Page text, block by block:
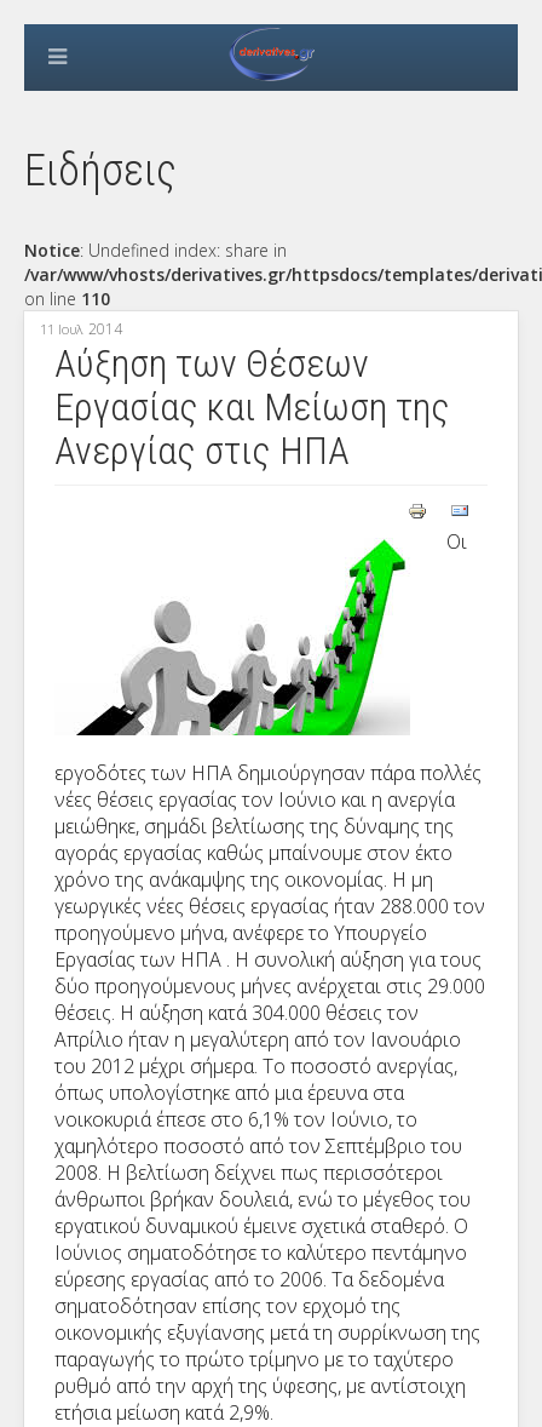
Ειδήσεις
Notice: Undefined index: share in
/var/www/vhosts/derivatives.gr/httpsdocs/templates/
on line 110
11 Ιουλ 2014
Αύξηση των Θέσεων
Εργασίας και Μείωση της
Ανεργίας στις ΗΠΑ
Οι
εργοδότες των ΗΠΑ δημιούργησαν πάρα πολλές
νέες θέσεις εργασίας τον Ιούνιο και η ανεργία
μειώθηκε, σημάδι βελτίωσης της δύναμης της
αγοράς εργασίας καθώς μπαίνουμε στον έκτο
χρόνο της ανάκαμψης της οικονομίας. Η μη
γεωργικές νέες θέσεις εργασίας ήταν 288.000 τον
προηγούμενο μήνα, ανέφερε το Υπουργείο
Εργασίας των ΗΠΑ . Η συνολική αύξηση για τους
δύο προηγούμενους μήνες ανέρχεται στις 29.000
θέσεις. Η αύξηση κατά 304.000 θέσεις τον
Απρίλιο ήταν η μεγαλύτερη από τον Ιανουάριο
του 2012 μέχρι σήμερα. Το ποσοστό ανεργίας,
όπως υπολογίστηκε από μια έρευνα στα
νοικοκυριά έπεσε στο 6,1% τον Ιούνιο, το
χαμηλότερο ποσοστό από τον Σεπτέμβριο του
2008. Η βελτίωση δείχνει πως περισσότεροι
άνθρωποι βρήκαν δουλειά, ενώ το μέγεθος του
εργατικού δυναμικού έμεινε σχετικά σταθερό. Ο
Ιούνιος σηματοδότησε το καλύτερο πεντάμηνο
εύρεσης εργασίας από το 2006. Τα δεδομένα
σηματοδότησαν επίσης τον ερχομό της
οικονομικής εξυγίανσης μετά τη συρρίκνωση της
παραγωγής το πρώτο τρίμηνο με το ταχύτερο
ρυθμό από την αρχή της ύφεσης, με αντίστοιχη
ετήσια μείωση κατά 2,9%.